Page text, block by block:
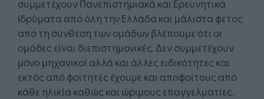
συμμετέχουν Πανεπιστημιακά και Ερευνητικά
Ιδρύματα από όλη την Ελλάδα και μάλιστα φέτος
από τη σύνθεση των ομάδων βλέπουμε ότι οι
ομάδες είναι διεπιστημονικές. Δεν συμμετέχουν
μόνο μηχανικοί αλλά και άλλες ειδικότητες και
εκτός από φοιτητές έχουμε και αποφοίτους από
κάθε ηλικία καθώς και ώριμους επαγγελματίες.